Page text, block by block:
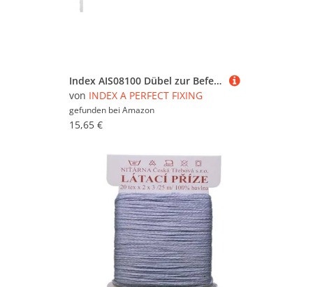
Index AIS08100 Dübel zur Befestigung von Dämmplatten 8 x 100 8
von INDEX A PERFECT FIXING
gefunden bei Amazon
15,65 €